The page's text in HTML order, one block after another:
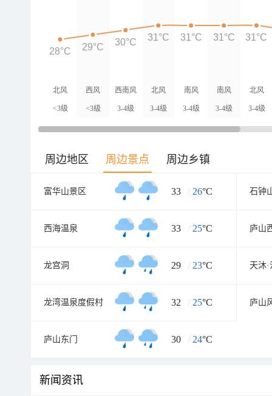
北风
<3级
西风
<3级
西南风
3-4级
北风
3-4级
南风
3-4级
南风
3-4级
北风
3-4级
28°C 29°C 30°C 31°C 31°C 31°C 31°C
周边地区 周边景点 周边乡镇
富华山景区 33 / 26°C 石钟
西海温泉 33 / 25°C 庐山
龙宫洞 29 / 23°C
龙湾温泉度假村 32 / 25°C 庐山
庐山东门 30 / 24°C
新闻资讯